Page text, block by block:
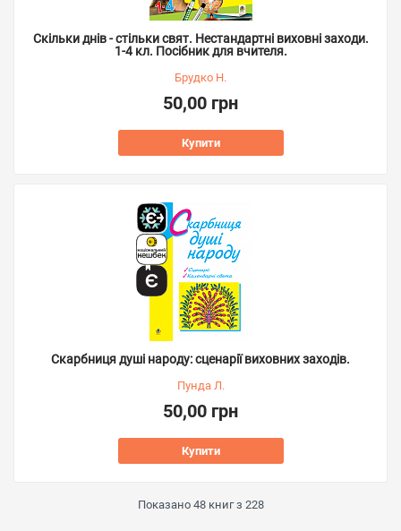
Скільки днів - стільки свят. Нестандартні виховні заходи.
1-4 кл. Посібник для вчителя.
Брудко Н.
50,00 грн
Купити
Скарбниця душі народу: сценарії виховних заходів.
Пунда Л.
50,00 грн
Купити
Показано 48книг з 228